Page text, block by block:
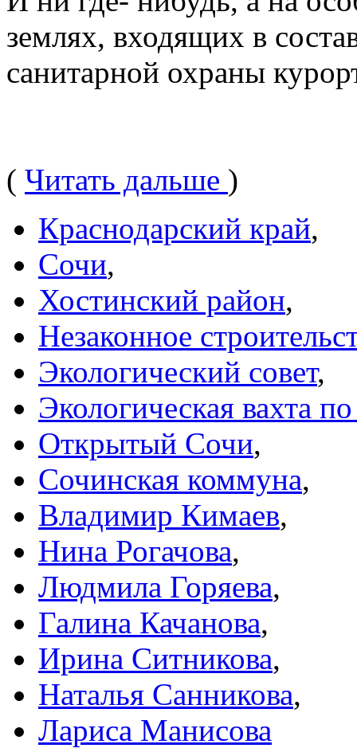
землях, входящих в
санитарной охраны
( Читать дальше )
Краснодарский край,
Сочи,
Хостинский район,
Незаконное
Экологический совет,
Экологическая вахта
Открытый Сочи,
Сочинская коммуна,
Владимир Кимаев,
Нина Рогачова,
Людмила Горяева,
Галина Качанова,
Ирина Ситникова,
Наталья Санникова,
Лариса Манисова